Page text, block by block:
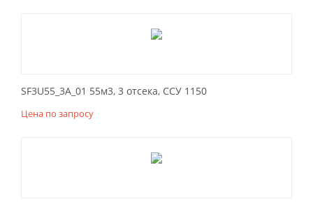
SF3U55_3A_01 55м3, 3 отсека, ССУ 1150
Цена по запросу